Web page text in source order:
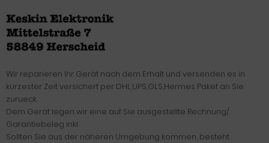
Wir reparieren Ihr Gerät nach dem Erhalt und versenden es in
kürzester Zeit versichert per DHL,UPS,GLS,Hermes Paket an Sie
zurueck.
Dem Gerät legen wir eine auf Sie ausgestellte Rechnung/
Garantiebeleg inkl.
Sollten Sie aus der näheren Umgebung kommen, besteht